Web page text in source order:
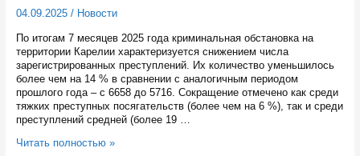
04.09.2025/ Новости
По итогам 7 месяцев 2025 года криминальная обстановка на
территории Карелии характеризуется снижением числа
зарегистрированных преступлений. Их количество уменьшилось
более чем на 14 % в сравнении с аналогичным периодом
прошлого года – с 6658 до 5716. Сокращение отмечено как среди
тяжких преступных посягательств (более чем на 6 %), так и среди
преступлений средней (более 19 …
В
Читать полностью »